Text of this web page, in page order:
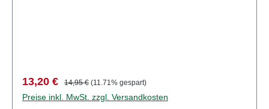
FertigmodellSpur: H0Maßstab: 1:87Material:
KunststoffMarke: FiatModell: Fiat
Verkaufspreis:
13,20 € Regulärer Preis:
14,95 € (11.71% gespart)
Preise inkl. MwSt. zzgl. Versandkosten